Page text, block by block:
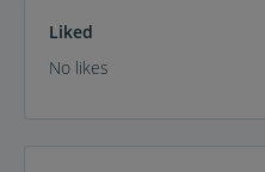
Liked
No likes